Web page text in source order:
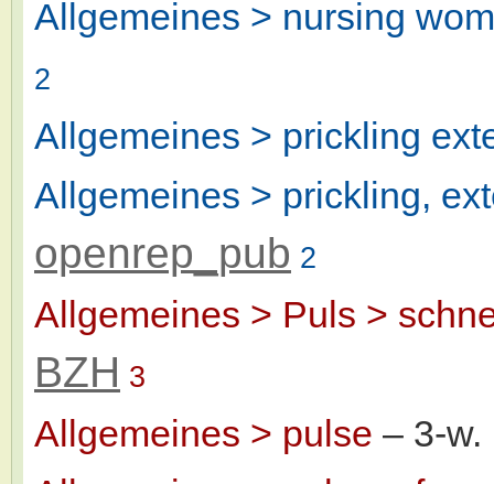
Allgemeines > nursing
2
Allgemeines > prickling
Allgemeines > prickling,
openrep_pub 2
Allgemeines > Puls >
BZH 3
Allgemeines > pulse – 3-